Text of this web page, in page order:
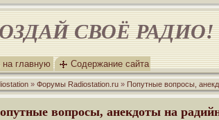
СВОЁ РАДИО!
на главную Содержание сайта
» Форумы Radiostation.ru » Попутные вопросы,
вопросы, анекдоты на